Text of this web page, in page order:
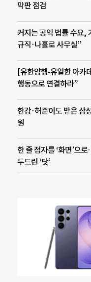
막판 점검
커지는 공익 법률 수요,
규직·나홀로 사무실”
[유한양행-유일한 아카
행동으로 연결하라”
한강·허준이도 받은 삼
원
한 줄 점자를 ‘화면’으
두드린 ‘닷’